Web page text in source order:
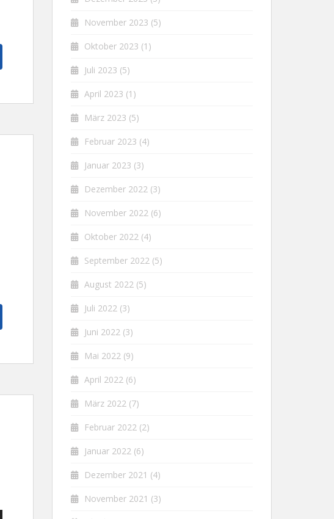
November 2023 (5)
Oktober 2023 (1)
Juli 2023 (5)
April 2023 (1)
März 2023 (5)
Februar 2023 (4)
Januar 2023 (3)
Dezember 2022 (3)
November 2022 (6)
Oktober 2022 (4)
September 2022 (5)
August 2022 (5)
Juli 2022 (3)
Juni 2022 (3)
Mai 2022 (9)
April 2022 (6)
März 2022 (7)
Februar 2022 (2)
Januar 2022 (6)
Dezember 2021 (4)
November 2021 (3)